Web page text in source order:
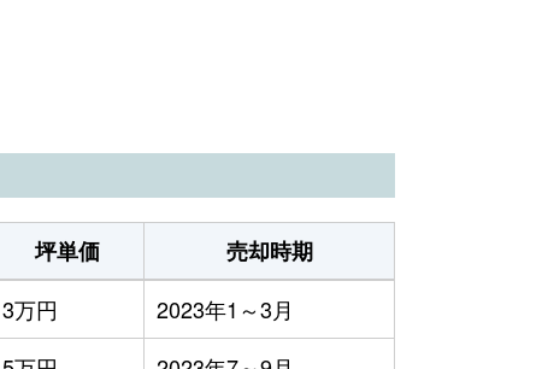
坪単価
売却時期
3万円
2023年1～3月